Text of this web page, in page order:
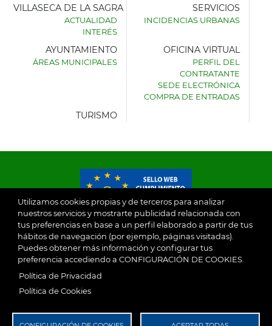
Utilizamos cookies propias y de terceros para analizar
nuestros servicios y mostrarte publicidad relacionada con
tus preferencias en base a un perfil elaborado a partir de tus
hábitos de navegación (por ejemplo, páginas visitadas).
Puedes obtener más información y configurar tus
preferencia accediendo a CONFIGURACIÓN DE COOKIES.
Política de Privacidad
Política de Cookies
AYUNTAMIENTO
VILLASECA DE LA SAGRA
ACTUALIDAD
INTERÉS
SERVICIOS
INCIDENCIAS URBANAS
AYUNTAMIENTO
ÁREAS MUNICIPALES
OFICINA VIRTUAL
PERFIL DEL
CONTRATANTE
SEDE ELECTRÓNICA
COMPRA DE ENTRADAS
TURISMO
© 2026
Ayuntamiento de Villaseca de la Sagra Aviso Legal